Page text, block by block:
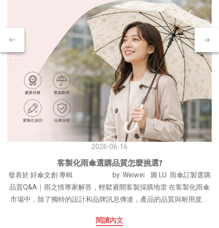
2026-06-16
客製化雨傘選購品質怎麼挑選?
發表於 好傘文創 專輯 by Weiwei 圖 LU 雨傘訂製選購
品質Q&A｜雨之情專家解答，輕鬆避開客製採購地雷 在客製化雨傘
市場中，除了獨特的設計和品牌訊息傳達，產品的品質與耐用度更
可靠的客製化雨傘，不僅能有效履行其遮風避雨的基本職責，更能
閱讀內文